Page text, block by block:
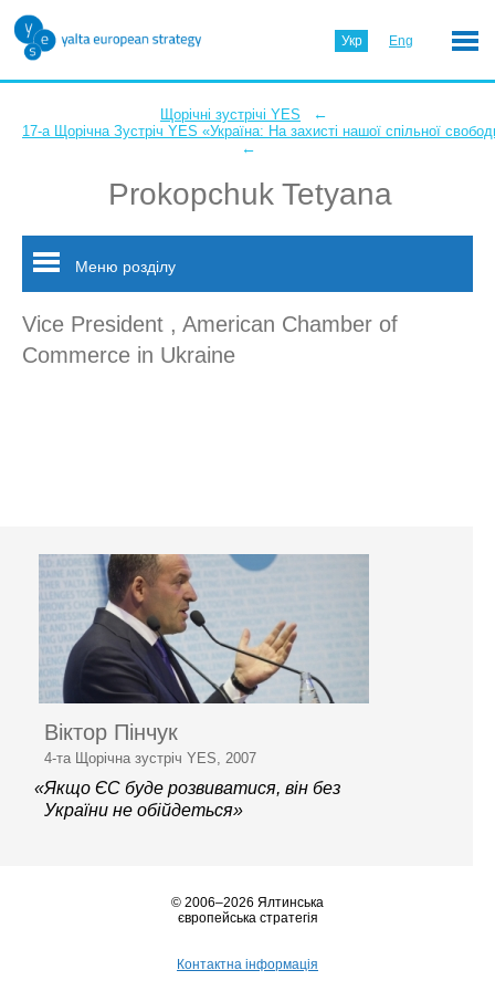
Укр Eng
Щорічні зустрічі YES ←
17-а Щорічна Зустріч YES «Україна: На захисті нашої спільної
←
Prokopchuk Tetyana
Меню розділу
Vice President , American Chamber of
Commerce in Ukraine
Віктор Пінчук
4-та Щорічна зустріч YES, 2007
«Якщо ЄС буде розвиватися, він без
України не обійдеться»
© 2006–2026 Ялтинська
європейська стратегія
Контактна інформація